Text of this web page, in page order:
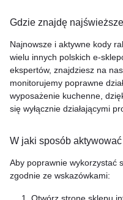
Gdzie znajdę
Najnowsze i aktywne kody
wielu innych polskich e-
ekspertów, znajdziesz na
monitorujemy poprawne
wyposażenie kuchenne,
się wyłącznie działającymi
W jaki sposób
Aby poprawnie wykorzystać
zgodnie ze wskazówkami: